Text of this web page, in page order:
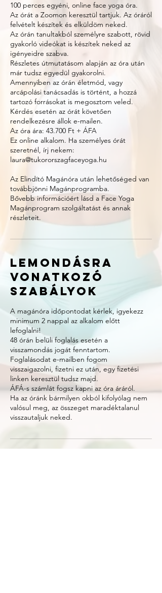
100 perces egyéni, online face yoga óra.
Az órát a Zoomon keresztül tartjuk. Az óráról
felvételt készítek és elküldöm neked.
Az órán tanultakból személyre szabott, rövid
gyakorló videókat is készítek neked az
igényeidre szabva.
Részletes útmutatásom alapján az óra után
már tudsz egyedül gyakorolni.
Amennyiben az órán életmód, vagy
arcápolási tanácsadás is történt, a hozzá
tartozó forrásokat is megosztom veled.
Kérdés esetén az órát követően
rendelkezésre állok e-mailen.
Az óra ára: 43.700 Ft + ÁFA
Ez online alkalom. Ha személyes órát
szeretnél, írj nekem:
laura@tukororszagfaceyoga.hu
Az Elindító Magánóra után lehetőséged van
továbbjönni Magánprogramba.
Bővebb információért lásd a Face Yoga
Magánprogram szolgáltatást és annak
Lemondásra
vonatkozó
szabályok
A magánóra időpontodat kérlek, igyekezz
minimum 2 nappal az alkalom előtt
lefoglalni!
48 órán belüli foglalás esetén a
visszamondás jogát fenntartom.
Foglalásodat e-mailben fogom
visszaigazolni, fizetni ez után, egy fizetési
linken keresztül tudsz majd.
ÁFÁ-s számlát fogsz kapni az óra áráról.
Ha az óránk bármilyen okból kifolyólag nem
valósul meg, az összeget maradéktalanul
visszautaljuk neked.